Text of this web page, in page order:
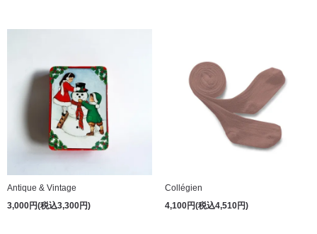
Antique & Vintage
3,000円(税込3,300円)
Collégien
4,100円(税込4,510円)